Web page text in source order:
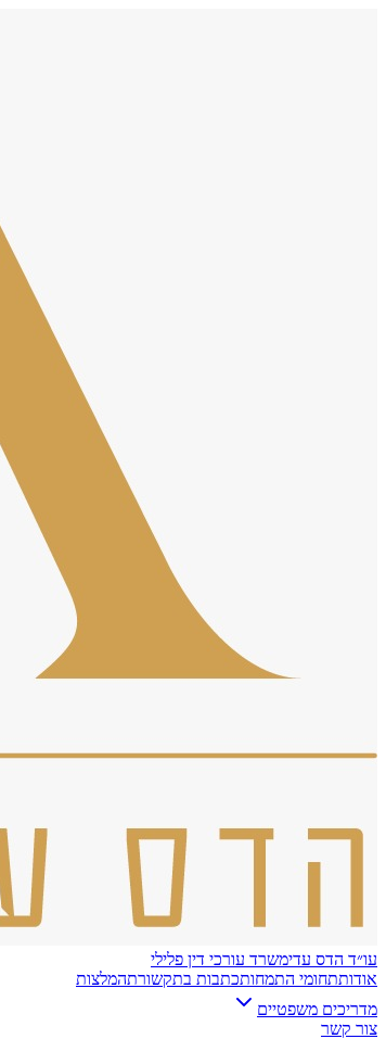
עו״ד הדס עדימשרד עורכי דין פלילי
אודותתחומי התמחותכתבות בתקשורתהמלצות
מדריכים משפטיים
צור קשר